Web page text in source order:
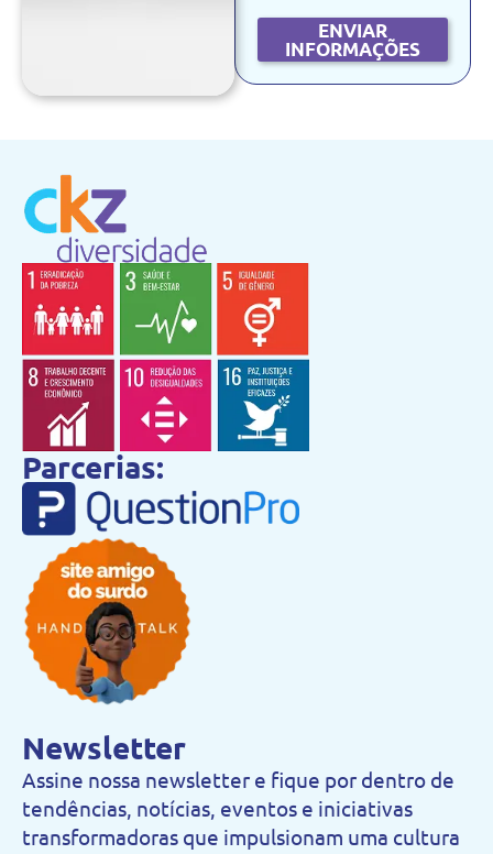
ENVIAR
INFORMAÇÕES
Parcerias:
Newsletter
Assine nossa newsletter e fique por dentro de
tendências, notícias, eventos e iniciativas
transformadoras que impulsionam uma cultura